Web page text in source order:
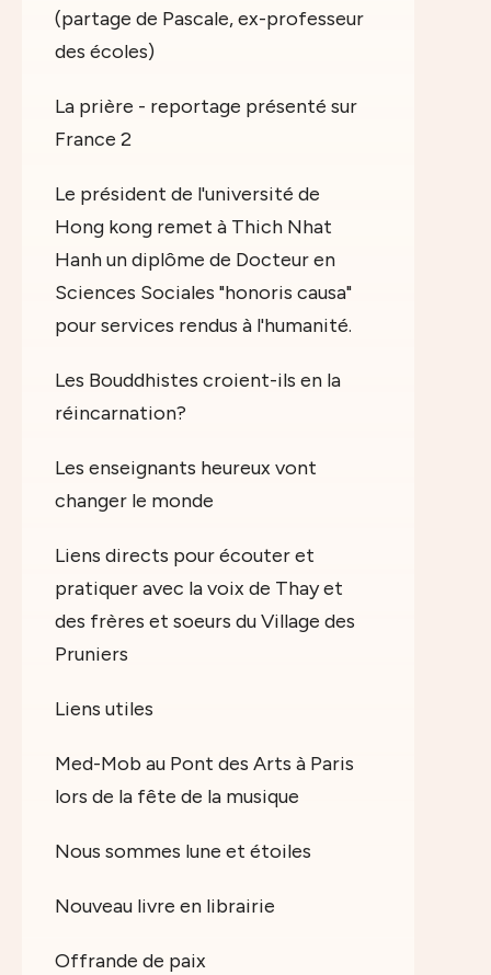
(partage de Pascale, ex-professeur
des écoles)
La prière - reportage présenté sur
France 2
Le président de l'université de
Hong kong remet à Thich Nhat
Hanh un diplôme de Docteur en
Sciences Sociales "honoris causa"
pour services rendus à l'humanité.
Les Bouddhistes croient-ils en la
réincarnation?
Les enseignants heureux vont
changer le monde
Liens directs pour écouter et
pratiquer avec la voix de Thay et
des frères et soeurs du Village des
Pruniers
Liens utiles
Med-Mob au Pont des Arts à Paris
lors de la fête de la musique
Nous sommes lune et étoiles
Nouveau livre en librairie
Offrande de paix